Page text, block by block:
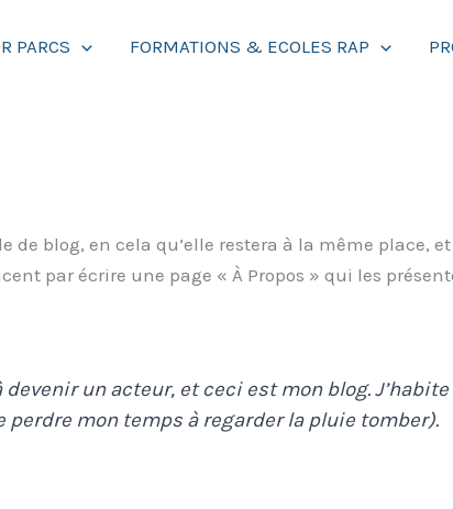
PARCS FORMATIONS & ECOLES RAP
de blog, en cela qu’elle restera à la même place,
par écrire une page « À Propos » qui les
un acteur, et ceci est mon blog.
perdre mon temps à regarder la pluie tomber).